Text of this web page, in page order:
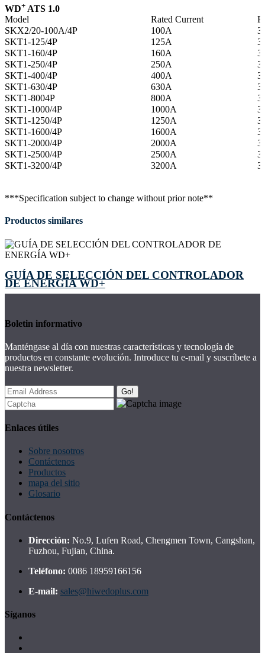
WD+ ATS 1.0
Model
Rated Current
SKX2/20-100A/4P
100A
3
SKT1-125/4P
125A
3
SKT1-160/4P
160A
3
SKT1-250/4P
250A
3
SKT1-400/4P
400A
3
SKT1-630/4P
630A
3
SKT1-8004P
800A
3
SKT1-1000/4P
1000A
3
SKT1-1250/4P
1250A
3
SKT1-1600/4P
1600A
3
SKT1-2000/4P
2000A
3
SKT1-2500/4P
2500A
3
SKT1-3200/4P
3200A 3
***Specification subject to change without prior note**
Productos similares
GUÍA DE SELECCIÓN DEL CONTROLADOR
DE ENERGÍA WD+
Boletin informativo
Manténgase al día con nuestras características y tecnología de
productos en constante evolución. Introduce tu e-mail y suscríbete a
nuestra newsletter.
Go!
Enlaces útiles
Sobre nosotros
Contáctenos
Productos
mapa del sitio
Glosario
Contáctenos
Dirección: No.9, Lufen Road, Chengmen Town, Cangshan,
Fuzhou, Fujian, China.
Teléfono: 0086 18959166156
E-mail: sales@hiwedoplus.com
Síganos